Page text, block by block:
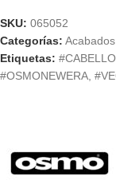
SKU: 065052
Categorías:
Etiquetas:
#OSMONEWERA,